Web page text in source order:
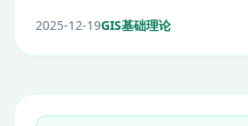
2025-12-19GIS基础理论